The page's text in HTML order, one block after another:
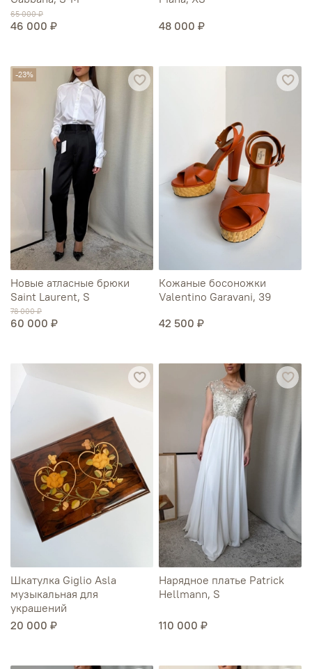
65 000 ₽
46 000 ₽
48 000 ₽
-23%
Новые атласные брюки
Saint Laurent, S
78 000 ₽
60 000 ₽
Кожаные босоножки
Valentino Garavani, 39
42 500 ₽
Шкатулка Giglio Asla
музыкальная для
украшений
20 000 ₽
Нарядное платье Patrick
Hellmann, S
110 000 ₽